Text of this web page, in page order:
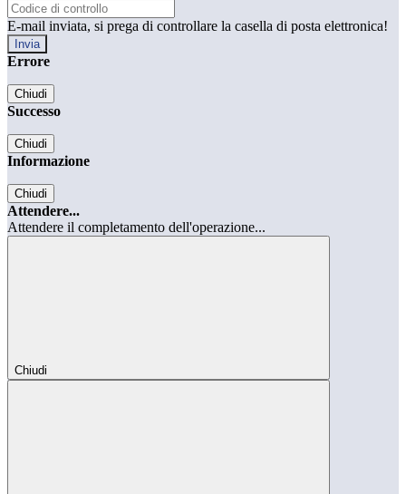
E-mail inviata, si prega di controllare la casella di posta elettronica!
Errore
Chiudi
Successo
Chiudi
Informazione
Chiudi
Attendere...
Attendere il completamento dell'operazione...
Chiudi